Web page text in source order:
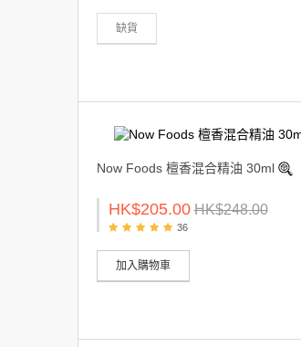
缺貨
Now Foods 檀香混合精油 30ml
HK$205.00 HK$248.00
36
加入購物車